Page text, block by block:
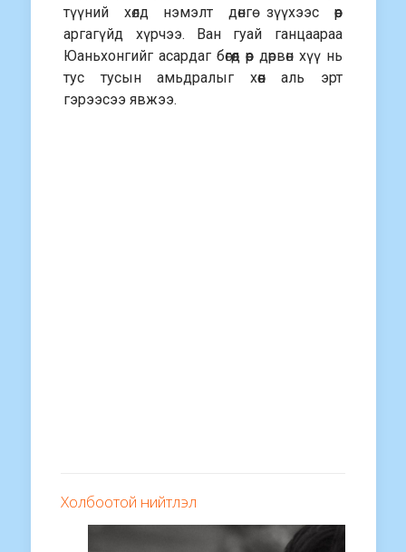
түүний хөлд нэмэлт дөнгө зүүхээс өөр
аргагүйд хүрчээ. Ван гуай ганцаараа
Юаньхонгийг асардаг бөгөөд өөр дөрвөн хүү нь
тус тусын амьдралыг хөөн аль эрт
гэрээсээ явжээ.
Холбоотой нийтлэл